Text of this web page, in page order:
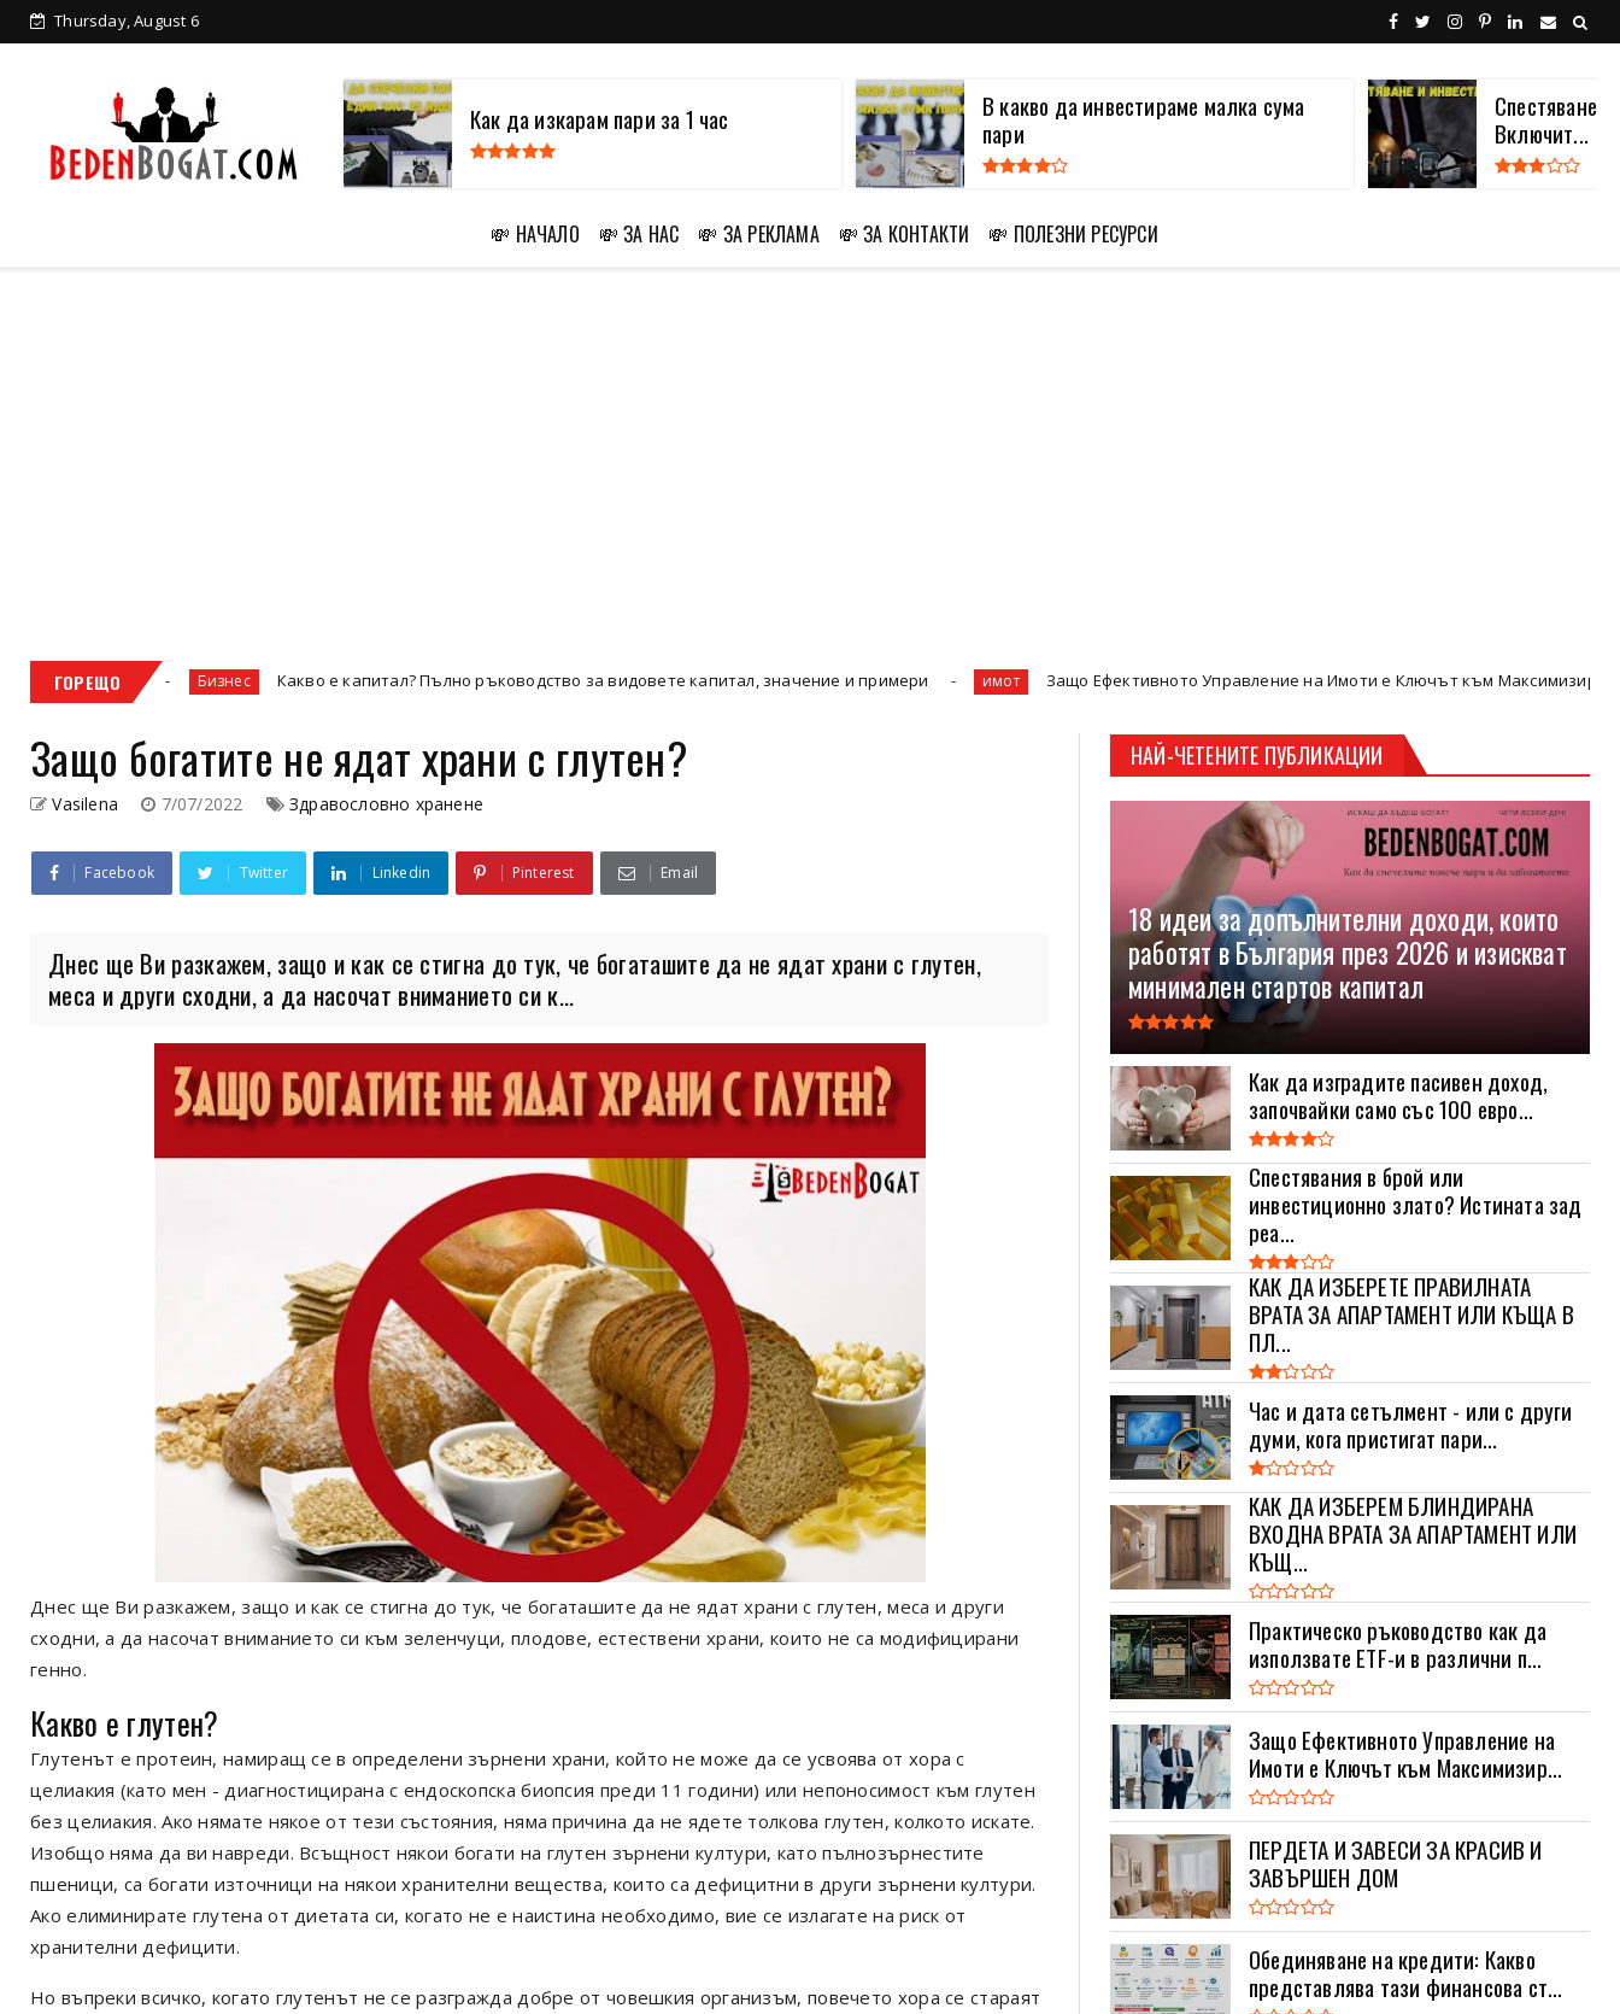
Thursday, August 6
Как да изкарам пари за 1 час
В какво да инвестираме малка сума
пари
Спестяване
Включит...
💸 НАЧАЛО 💸 ЗА НАС 💸 ЗА РЕКЛАМА 💸 ЗА КОНТАКТИ 💸 ПОЛЕЗНИ РЕСУРСИ
ГОРЕЩО
Бизнес Какво е капитал? Пълно ръководство за видовете капитал, значение и примери имот Защо Ефективното Управление на Имоти е Ключът към Максимизиране на Пасивните
Защо богатите не ядат храни с глутен?
Vasilena 7/07/2022 Здравословно хранене
Facebook Twitter Linkedin Pinterest Email
Днес ще Ви разкажем, защо и как се стигна до тук, че богаташите да не ядат храни с глутен,
меса и други сходни, а да насочат вниманието си к...
Днес ще Ви разкажем, защо и как се стигна до тук, че богаташите да не ядат храни с глутен, меса и други
сходни, а да насочат вниманието си към зеленчуци, плодове, естествени храни, които не са модифицирани
генно.
Какво е глутен?
Глутенът е протеин, намиращ се в определени зърнени храни, който не може да се усвоява от хора с
целиакия (като мен - диагностицирана с ендоскопска биопсия преди 11 години) или непоносимост към глутен
без целиакия. Ако нямате някое от тези състояния, няма причина да не ядете толкова глутен, колкото искате.
Изобщо няма да ви навреди. Всъщност някои богати на глутен зърнени култури, като пълнозърнестите
пшеници, са богати източници на някои хранителни вещества, които са дефицитни в други зърнени култури.
Ако елиминирате глутена от диетата си, когато не е наистина необходимо, вие се излагате на риск от
хранителни дефицити.
Но въпреки всичко, когато глутенът не се разгражда добре от човешкия организъм, повечето хора се стараят
НАЙ-ЧЕТЕНИТЕ ПУБЛИКАЦИИ
18 идеи за допълнителни доходи, които
работят в България през 2026 и изискват
минимален стартов капитал
Как да изградите пасивен доход,
започвайки само със 100 евро...
Спестявания в брой или
инвестиционно злато? Истината зад
реа...
КАК ДА ИЗБЕРЕТЕ ПРАВИЛНАТА
ВРАТА ЗА АПАРТАМЕНТ ИЛИ КЪЩА В
ПЛ...
Час и дата сетълмент - или с други
думи, кога пристигат пари...
КАК ДА ИЗБЕРЕМ БЛИНДИРАНА
ВХОДНА ВРАТА ЗА АПАРТАМЕНТ ИЛИ
КЪЩ...
Практическо ръководство как да
използвате ETF-и в различни п...
Защо Ефективното Управление на
Имоти е Ключът към Максимизир...
ПЕРДЕТА И ЗАВЕСИ ЗА КРАСИВ И
ЗАВЪРШЕН ДОМ
Обединяване на кредити: Какво
представлява тази финансова ст...